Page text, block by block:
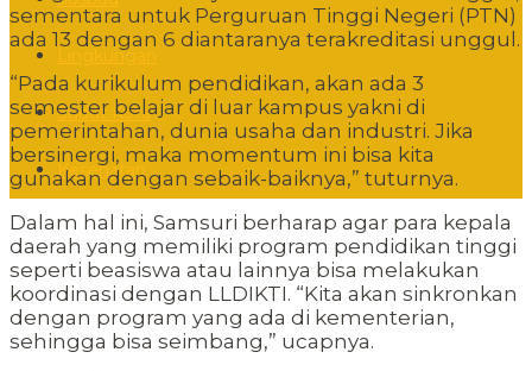
Lingkungan
Sudut Kota
Kesehatan
sementara untuk Perguruan Tinggi Negeri (PTN)
ada 13 dengan 6 diantaranya terakreditasi unggul.
“Pada kurikulum pendidikan, akan ada 3
semester belajar di luar kampus yakni di
pemerintahan, dunia usaha dan industri. Jika
bersinergi, maka momentum ini bisa kita
gunakan dengan sebaik-baiknya,” tuturnya.
Dalam hal ini, Samsuri berharap agar para kepala
daerah yang memiliki program pendidikan tinggi
seperti beasiswa atau lainnya bisa melakukan
koordinasi dengan LLDIKTI. “Kita akan sinkronkan
dengan program yang ada di kementerian,
sehingga bisa seimbang,” ucapnya.